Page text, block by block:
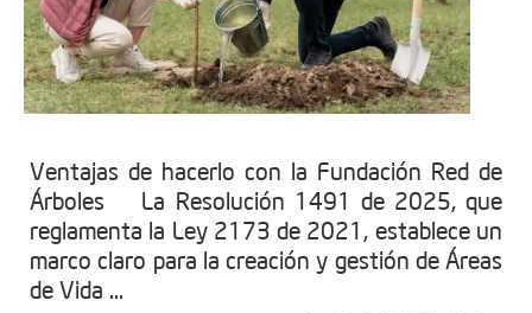
Ventajas de hacerlo con la Fundación Red de
Árboles La Resolución 1491 de 2025, que
reglamenta la Ley 2173 de 2021, establece un
marco claro para la creación y gestión de Áreas
de Vida ...